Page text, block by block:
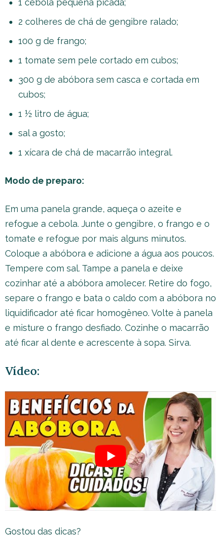
1 cebola pequena picada;
2 colheres de chá de gengibre ralado;
100 g de frango;
1 tomate sem pele cortado em cubos;
300 g de abóbora sem casca e cortada em
cubos;
1 ½ litro de água;
sal a gosto;
1 xícara de chá de macarrão integral.
Modo de preparo:
Em uma panela grande, aqueça o azeite e
refogue a cebola. Junte o gengibre, o frango e o
tomate e refogue por mais alguns minutos.
Coloque a abóbora e adicione a água aos poucos.
Tempere com sal. Tampe a panela e deixe
cozinhar até a abóbora amolecer. Retire do fogo,
separe o frango e bata o caldo com a abóbora no
liquidificador até ficar homogêneo. Volte à panela
e misture o frango desfiado. Cozinhe o macarrão
até ficar al dente e acrescente à sopa. Sirva.
Vídeo:
Gostou das dicas?